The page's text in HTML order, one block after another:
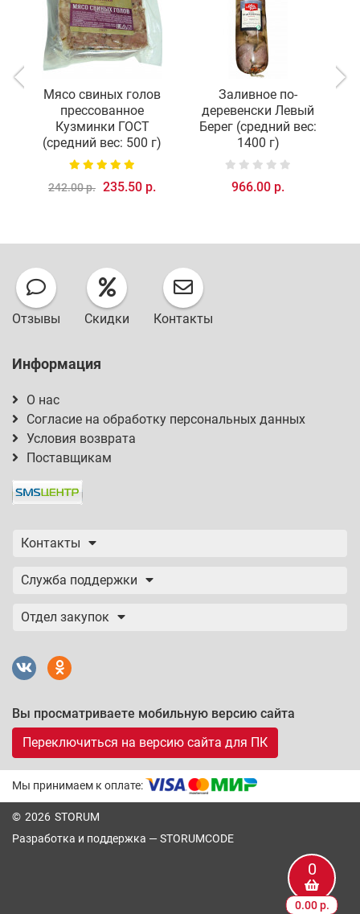
0
0.00 р.
Мясо свиных голов
прессованное
Кузминки ГОСТ
(средний вес: 500 г)
242.00 р. 235.50 р.
Заливное по-
деревенски Левый
Берег (средний вес:
1400 г)
966.00 р.
Отзывы Скидки Контакты
Информация
О нас
Согласие на обработку персональных данных
Условия возврата
Поставщикам
Контакты
Служба поддержки
Отдел закупок
Вы просматриваете мобильную версию сайта
Переключиться на версию сайта для ПК
Мы принимаем к оплате:
© 2026 STORUM
Разработка и поддержка — STORUMCODE